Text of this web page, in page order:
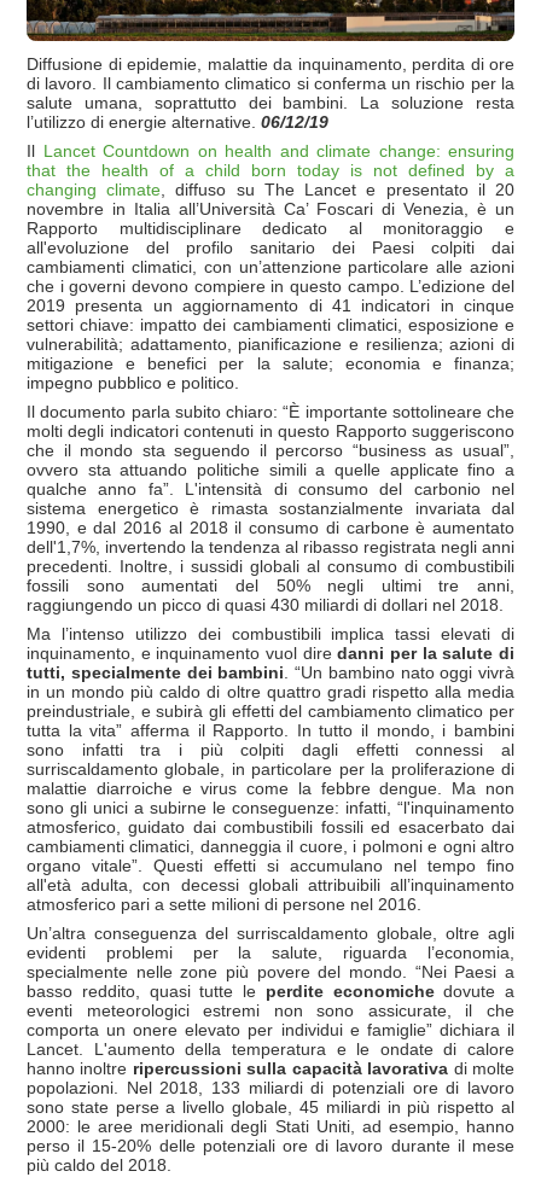
Diffusione di epidemie, malattie da inquinamento, perdita di ore
di lavoro. Il cambiamento climatico si conferma un rischio per la
salute umana, soprattutto dei bambini. La soluzione resta
l’utilizzo di energie alternative. 06/12/19
Il Lancet Countdown on health and climate change: ensuring
that the health of a child born today is not defined by a
changing climate , diffuso su The Lancet e presentato il 20
novembre in Italia all’Università Ca’ Foscari di Venezia, è un
Rapporto multidisciplinare dedicato al monitoraggio e
all'evoluzione del profilo sanitario dei Paesi colpiti dai
cambiamenti climatici, con un’attenzione particolare alle azioni
che i governi devono compiere in questo campo. L’edizione del
2019 presenta un aggiornamento di 41 indicatori in cinque
settori chiave: impatto dei cambiamenti climatici, esposizione e
vulnerabilità; adattamento, pianificazione e resilienza; azioni di
mitigazione e benefici per la salute; economia e finanza;
impegno pubblico e politico.
Il documento parla subito chiaro: “È importante sottolineare che
molti degli indicatori contenuti in questo Rapporto suggeriscono
che il mondo sta seguendo il percorso “business as usual”,
ovvero sta attuando politiche simili a quelle applicate fino a
qualche anno fa”. L'intensità di consumo del carbonio nel
sistema energetico è rimasta sostanzialmente invariata dal
1990, e dal 2016 al 2018 il consumo di carbone è aumentato
dell'1,7%, invertendo la tendenza al ribasso registrata negli anni
precedenti. Inoltre, i sussidi globali al consumo di combustibili
fossili sono aumentati del 50% negli ultimi tre anni,
raggiungendo un picco di quasi 430 miliardi di dollari nel 2018.
Ma l’intenso utilizzo dei combustibili implica tassi elevati di
inquinamento, e inquinamento vuol diredanni per la salute di
tutti, specialmente dei bambini . “Un bambino nato oggi vivrà
in un mondo più caldo di oltre quattro gradi rispetto alla media
preindustriale, e subirà gli effetti del cambiamento climatico per
tutta la vita” afferma il Rapporto. In tutto il mondo, i bambini
sono infatti tra i più colpiti dagli effetti connessi al
surriscaldamento globale, in particolare per la proliferazione di
malattie diarroiche e virus come la febbre dengue. Ma non
sono gli unici a subirne le conseguenze: infatti, “l'inquinamento
atmosferico, guidato dai combustibili fossili ed esacerbato dai
cambiamenti climatici, danneggia il cuore, i polmoni e ogni altro
organo vitale”. Questi effetti si accumulano nel tempo fino
all'età adulta, con decessi globali attribuibili all’inquinamento
atmosferico pari a sette milioni di persone nel 2016.
Un’altra conseguenza del surriscaldamento globale, oltre agli
evidenti problemi per la salute, riguarda l’economia,
specialmente nelle zone più povere del mondo. “Nei Paesi a
basso reddito, quasi tutte le perdite economichedovute a
eventi meteorologici estremi non sono assicurate, il che
comporta un onere elevato per individui e famiglie” dichiara il
Lancet. L'aumento della temperatura e le ondate di calore
hanno inoltre ripercussioni sulla capacità lavorativa di molte
popolazioni. Nel 2018, 133 miliardi di potenziali ore di lavoro
sono state perse a livello globale, 45 miliardi in più rispetto al
2000: le aree meridionali degli Stati Uniti, ad esempio, hanno
perso il 15-20% delle potenziali ore di lavoro durante il mese
più caldo del 2018.